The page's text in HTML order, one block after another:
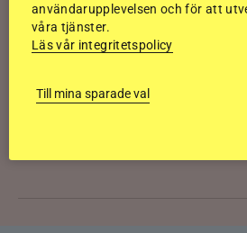
Kolla klippet: Gljátoppur-dotterns
användarupplevelsen och för att
våra tjänster.
Läs vår integritetspolicy
Till mina sparade val